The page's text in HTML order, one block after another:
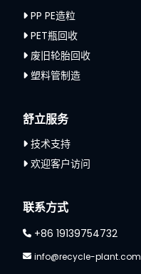
PP PE造粒
PET瓶回收
废旧轮胎回收
塑料管制造
舒立服务
技术支持
欢迎客户访问
联系方式
+86 19139754732
info@recycle-plant.com